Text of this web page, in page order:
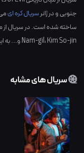
جنوبیو در ژانرسریال کره ای
ساخته شده است. در سریال از
Nam-gil،Kim So-jin و... به
سریال های مشابه